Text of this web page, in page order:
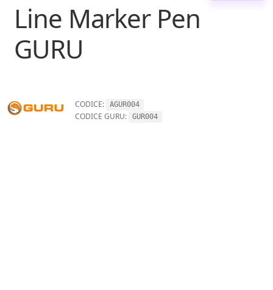
Line Marker Pen
GURU
CODICE: AGUR004
CODICE GURU: GUR004